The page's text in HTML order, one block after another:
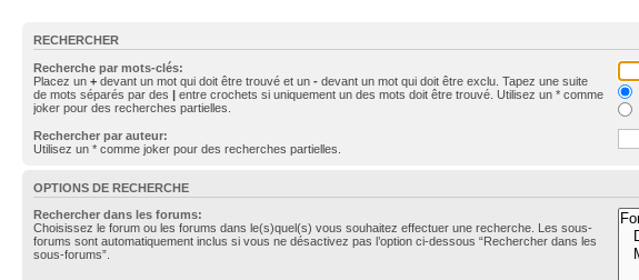
RECHERCHER
Recherche par mots-clés:
Placez un + devant un mot qui doit être trouvé et un - devant un mot qui doit être exclu. Tapez une suite
de mots séparés par des | entre crochets si uniquement un des mots doit être trouvé. Utilisez un * comme
joker pour des recherches partielles.
Rechercher par auteur:
Utilisez un * comme joker pour des recherches partielles.
OPTIONS DE RECHERCHE
Rechercher dans les forums:
Choisissez le forum ou les forums dans le(s)quel(s) vous souhaitez effectuer une recherche. Les sous-
forums sont automatiquement inclus si vous ne désactivez pas l’option ci-dessous “Rechercher dans les
sous-forums”.